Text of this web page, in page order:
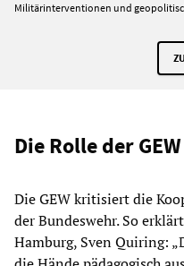
Militärinterventionen und
Die Rolle der
Die GEW kritisiert die
der Bundeswehr. So
Hamburg, Sven Quiring: